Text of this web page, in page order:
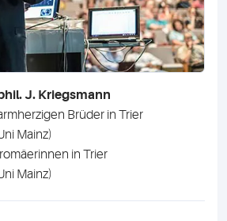
J. Kriegsmann
Brüder in Trier
Mainz)
in Trier
Mainz)